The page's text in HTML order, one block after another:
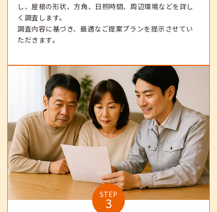
し、屋根の形状、方角、日照時間、周辺環境などを詳し
く調査します。
調査内容に基づき、最適なご提案プランを提示させてい
ただきます。
STEP
3